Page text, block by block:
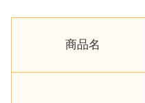
商品名